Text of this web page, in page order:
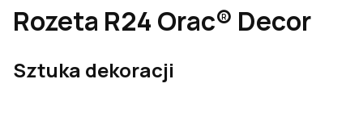
Rozeta R24 Orac® Decor
Sztuka dekoracji